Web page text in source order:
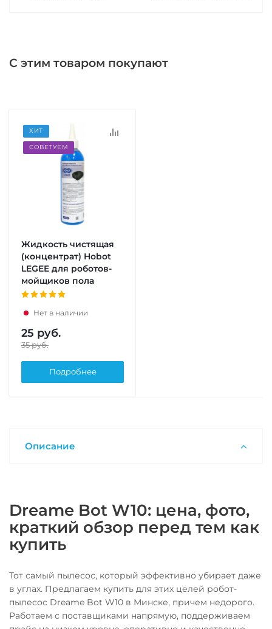
С этим товаром покупают
ХИТ
СОВЕТУЕМ
Жидкость чистящая
(концентрат) Hobot
LEGEE для роботов-
мойщиков пола
Нет в наличии
25 руб.
35руб.
Подробнее
Описание
Dreame Bot W10: цена, фото,
краткий обзор перед тем как
купить
Тот самый пылесос, который эффективно убирает даже
в углах. Предлагаем купить для этих целей робот-
пылесос Dreame Bot W10 в Минске, причем недорого.
Работаем с поставщиками напрямую, поддерживаем